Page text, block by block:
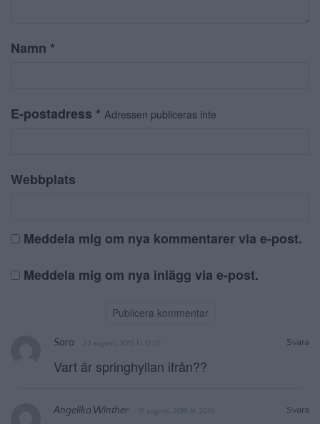
Namn *
E-postadress * Adressen publiceras inte
Webbplats
Meddela mig om nya kommentarer via e-post.
Meddela mig om nya inlägg via e-post.
Svara
Sara 23 augusti, 2019 kl. 12:05
Vart är springhyllan ifrån??
Svara
Angelika Winther 19 augusti, 2019 kl. 20:19